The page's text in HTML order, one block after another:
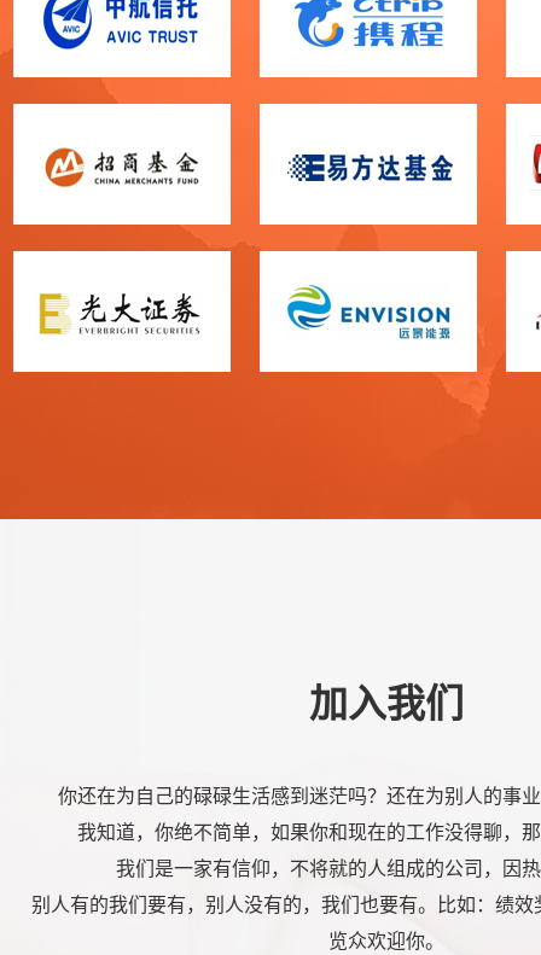
加入我们
你还在为自己的碌碌生活感到迷茫吗？还在为别人的事
我知道，你绝不简单，如果你和现在的工作没得聊，
我们是一家有信仰，不将就的人组成的公司，因
别人有的我们要有，别人没有的，我们也要有。比如：绩
览众欢迎你。